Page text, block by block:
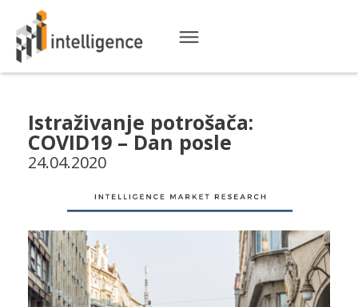
Istraživanje potrošača:
COVID19 – Dan posle
24.04.2020